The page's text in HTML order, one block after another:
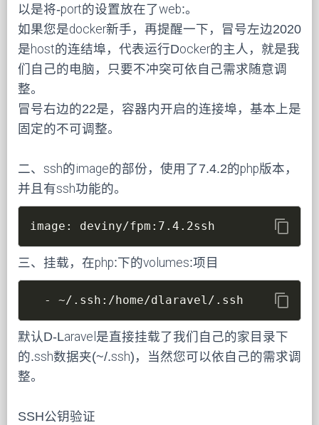
以是将-port的设置放在了web:。
如果您是docker新手，再提醒一下，冒号左边2020
是host的连结埠，代表运行Docker的主人，就是我
们自己的电脑，只要不冲突可依自己需求随意调
整。
冒号右边的22是，容器内开启的连接埠，基本上是
固定的不可调整。
二、ssh的image的部份，使用了7.4.2的php版本，
并且有ssh功能的。
content_copy
image: deviny/fpm:7.4.2ssh
三、挂载，在php:下的volumes:项目
content_copy
  - ~/.ssh:/home/dlaravel/.ssh
默认D-Laravel是直接挂载了我们自己的家目录下
的.ssh数据夹(~/.ssh)，当然您可以依自己的需求调
整。
SSH公钥验证